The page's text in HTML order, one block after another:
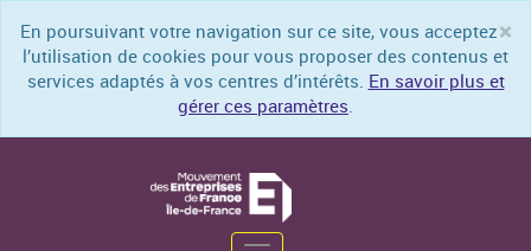
×
En poursuivant votre navigation sur ce site, vous acceptez
l’utilisation de cookies pour vous proposer des contenus et
services adaptés à vos centres d’intérêts. En savoir plus et
gérer ces paramètres.